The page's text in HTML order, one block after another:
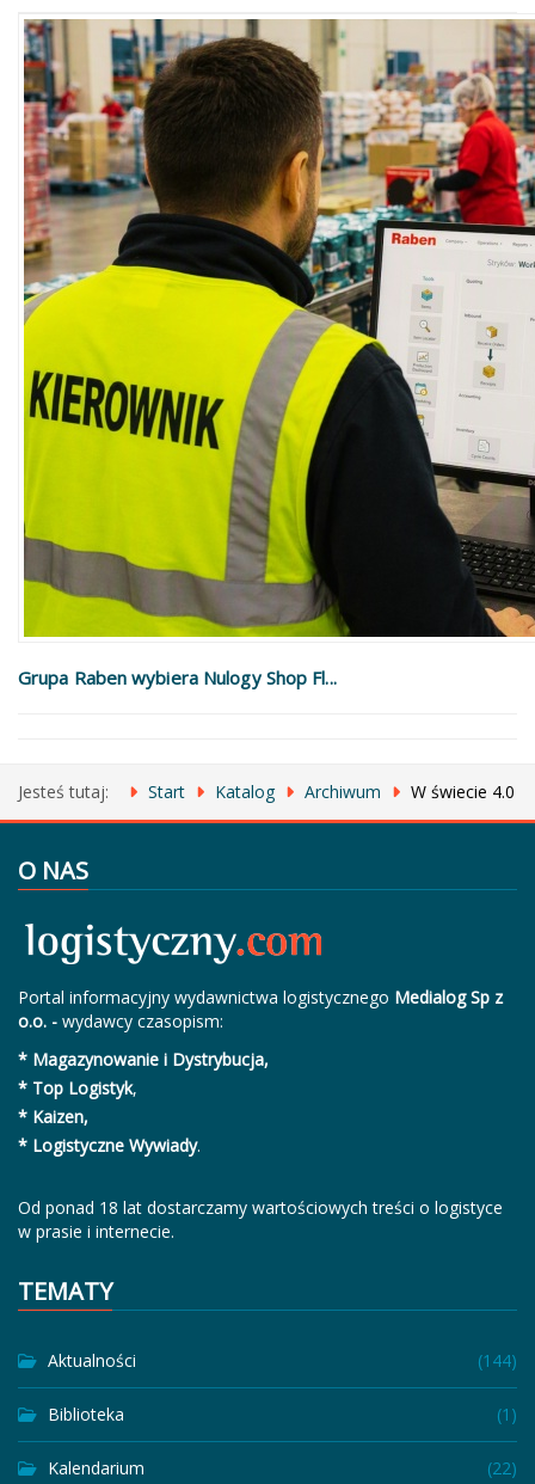
Grupa Raben wybiera Nulogy Shop Fl...
Jesteś tutaj: Start Katalog Archiwum W świecie 4.0
O NAS
Portal informacyjny wydawnictwa logistycznego Medialog Sp z
o.o. - wydawcy czasopism:
* Magazynowanie i Dystrybucja,
* Top Logistyk,
* Kaizen,
* Logistyczne Wywiady.
Od ponad 18 lat dostarczamy wartościowych treści o logistyce
w prasie i internecie.
TEMATY
Aktualności (144)
Biblioteka (1)
Kalendarium (22)